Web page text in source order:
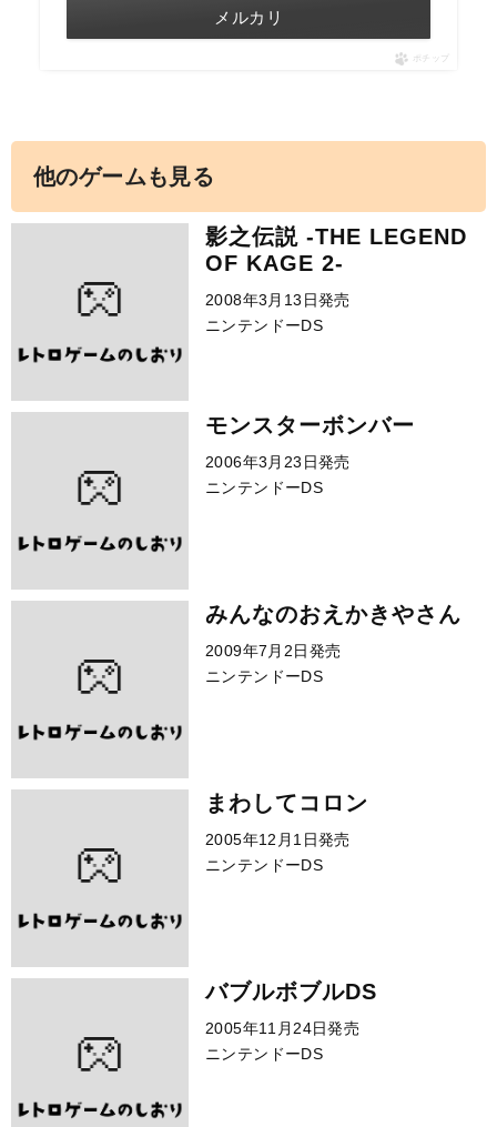
メルカリ
ポチップ
他のゲームも見る
影之伝説 -THE LEGEND
OF KAGE 2-
2008年3月13日発売
ニンテンドーDS
モンスターボンバー
2006年3月23日発売
ニンテンドーDS
みんなのおえかきやさん
2009年7月2日発売
ニンテンドーDS
まわしてコロン
2005年12月1日発売
ニンテンドーDS
バブルボブルDS
2005年11月24日発売
ニンテンドーDS